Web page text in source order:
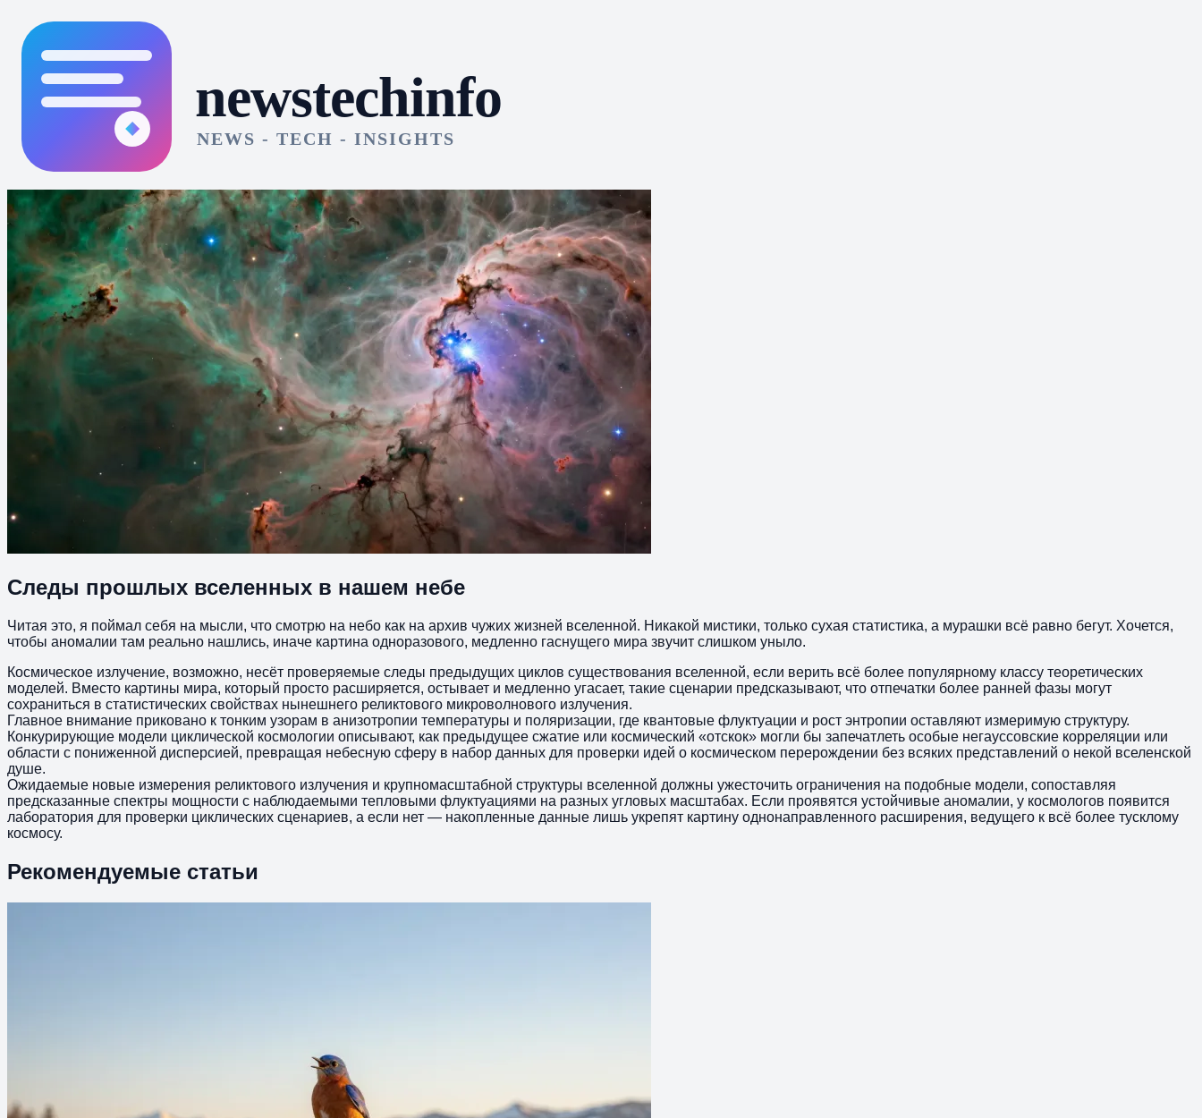
Следы прошлых вселенных в нашем небе
Читая это, я поймал себя на мысли, что смотрю на небо как на архив чужих жизней вселенной. Никакой мистики, только сухая статистика, а мурашки всё равно бегут. Хочется,
чтобы аномалии там реально нашлись, иначе картина одноразового, медленно гаснущего мира звучит слишком уныло.
Космическое излучение, возможно, несёт проверяемые следы предыдущих циклов существования вселенной, если верить всё более популярному классу теоретических
моделей. Вместо картины мира, который просто расширяется, остывает и медленно угасает, такие сценарии предсказывают, что отпечатки более ранней фазы могут
сохраниться в статистических свойствах нынешнего реликтового микроволнового излучения.
Главное внимание приковано к тонким узорам в анизотропии температуры и поляризации, где квантовые флуктуации и рост энтропии оставляют измеримую структуру.
Конкурирующие модели циклической космологии описывают, как предыдущее сжатие или космический «отскок» могли бы запечатлеть особые негауссовские корреляции или
области с пониженной дисперсией, превращая небесную сферу в набор данных для проверки идей о космическом перерождении без всяких представлений о некой вселенской
душе.
Ожидаемые новые измерения реликтового излучения и крупномасштабной структуры вселенной должны ужесточить ограничения на подобные модели, сопоставляя
предсказанные спектры мощности с наблюдаемыми тепловыми флуктуациями на разных угловых масштабах. Если проявятся устойчивые аномалии, у космологов появится
лаборатория для проверки циклических сценариев, а если нет — накопленные данные лишь укрепят картину однонаправленного расширения, ведущего к всё более тусклому
космосу.
Рекомендуемые статьи